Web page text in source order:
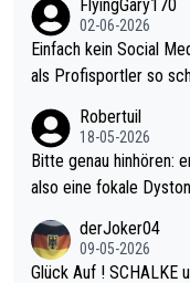
el hat.
s Leben in den Griff
r war doch neulich
rovoziert hat. Und
FlyingGary170
02-06-2026
Einfach kein Social
als Profisportler so
Robertuil
18-05-2026
Bitte genau hinhören:
also eine fokale
erden, im Arm hat.
be immer noch, dass
derJoker04
09-05-2026
Glück Auf ! SCHALKE